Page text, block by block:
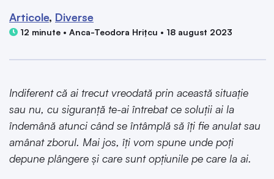
Articole Diverse
12 minute • Anca-Teodora Hrițcu • 18 august 2023
Indiferent că ai trecut vreodată prin această situație
sau nu, cu siguranță te-ai întrebat ce soluții ai la
îndemână atunci când se întâmplă să îți fie anulat sau
amânat zborul. Mai jos, îți vom spune unde poți
depune plângere și care sunt opțiunile pe care la ai.